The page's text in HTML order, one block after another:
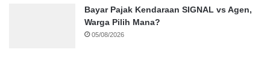
Bayar Pajak Kendaraan SIGNAL vs Agen,
Warga Pilih Mana?
05/08/2026